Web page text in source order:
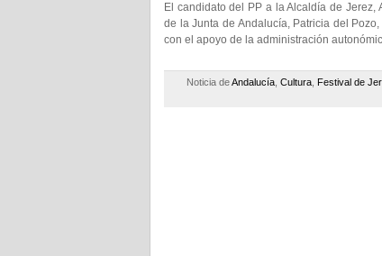
El candidato del PP a la Alcaldía de
de la Junta de Andalucía, Patricia del
con el apoyo de la administración
Noticia deAndalucía Cultura Festival de